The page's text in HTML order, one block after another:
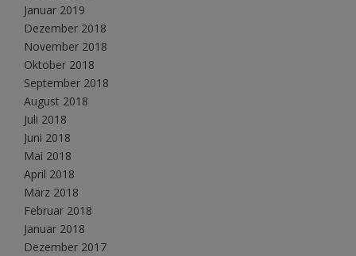
Januar 2019
Dezember 2018
November 2018
Oktober 2018
September 2018
August 2018
Juli 2018
Juni 2018
Mai 2018
April 2018
März 2018
Februar 2018
Januar 2018
Dezember 2017